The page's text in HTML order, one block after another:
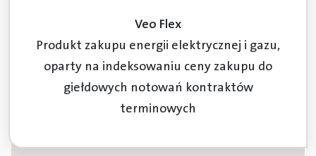
Veo Flex
Produkt zakupu energii elektrycznej i gazu,
oparty na indeksowaniu ceny zakupu do
giełdowych notowań kontraktów
terminowych